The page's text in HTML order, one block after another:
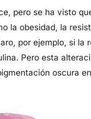
pero se ha visto
la obesidad, la
por ejemplo, si la
Pero esta
oscura